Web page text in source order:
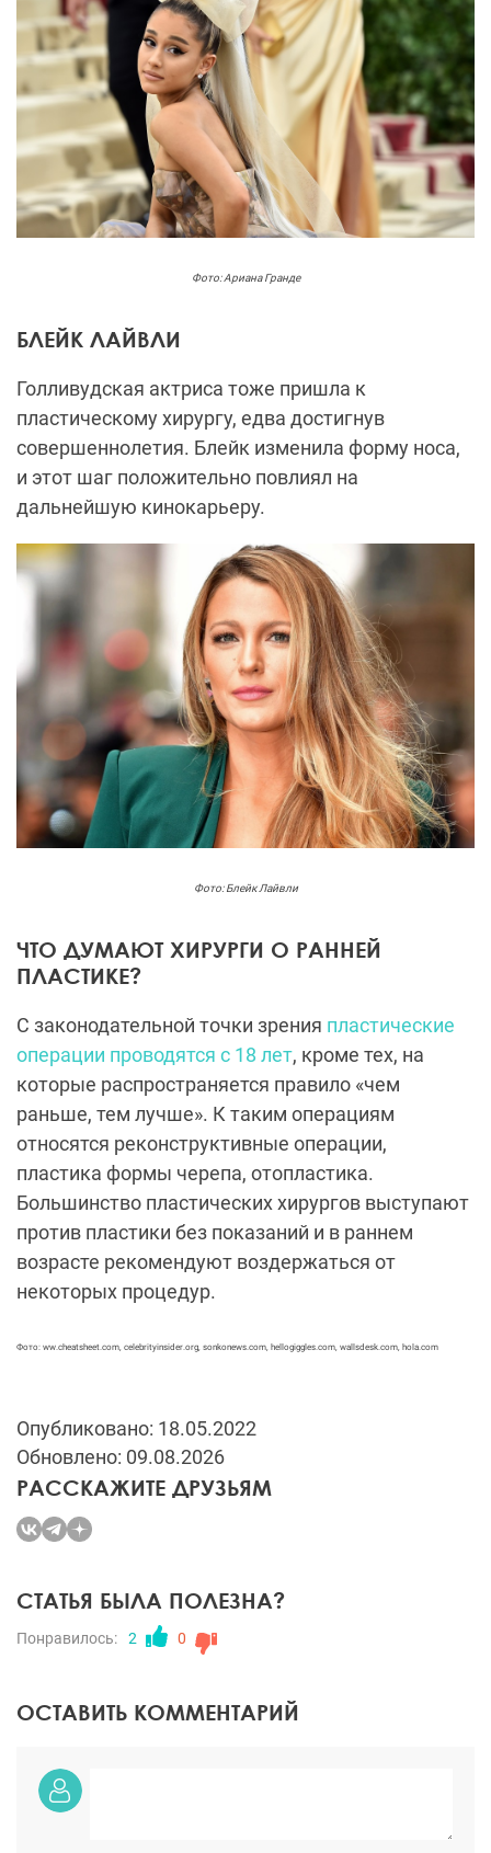
Фото: Ариана Гранде
БЛЕЙК ЛАЙВЛИ
Голливудская актриса тоже пришла к
пластическому хирургу, едва достигнув
совершеннолетия. Блейк изменила форму носа,
и этот шаг положительно повлиял на
дальнейшую кинокарьеру.
Фото: Блейк Лайвли
ЧТО ДУМАЮТ ХИРУРГИ О РАННЕЙ
ПЛАСТИКЕ?
С законодательной точки зрения пластические
операции проводятся с 18 лет, кроме тех, на
которые распространяется правило «чем
раньше, тем лучше». К таким операциям
относятся реконструктивные операции,
пластика формы черепа, отопластика.
Большинство пластических хирургов выступают
против пластики без показаний и в раннем
возрасте рекомендуют воздержаться от
некоторых процедур.
Фото: ww.cheatsheet.com, celebrityinsider.org, sonkonews.com, hellogiggles.com, wallsdesk.com, hola.com
Опубликовано: 18.05.2022
Обновлено: 09.08.2026
РАССКАЖИТЕ ДРУЗЬЯМ
СТАТЬЯ БЫЛА ПОЛЕЗНА?
Понравилось: 2 0
ОСТАВИТЬ КОММЕНТАРИЙ